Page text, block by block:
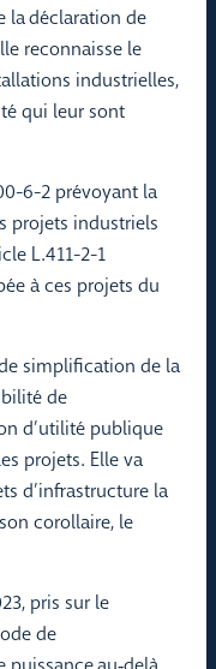
la déclaration de
reconnaisse le
industrielles,
qui leur sont
6-2 prévoyant la
projets industriels
L.411-2-1
à ces projets du
simplification de la
de
d’utilité publique
projets. Elle va
d’infrastructure la
corollaire, le
pris sur le
de